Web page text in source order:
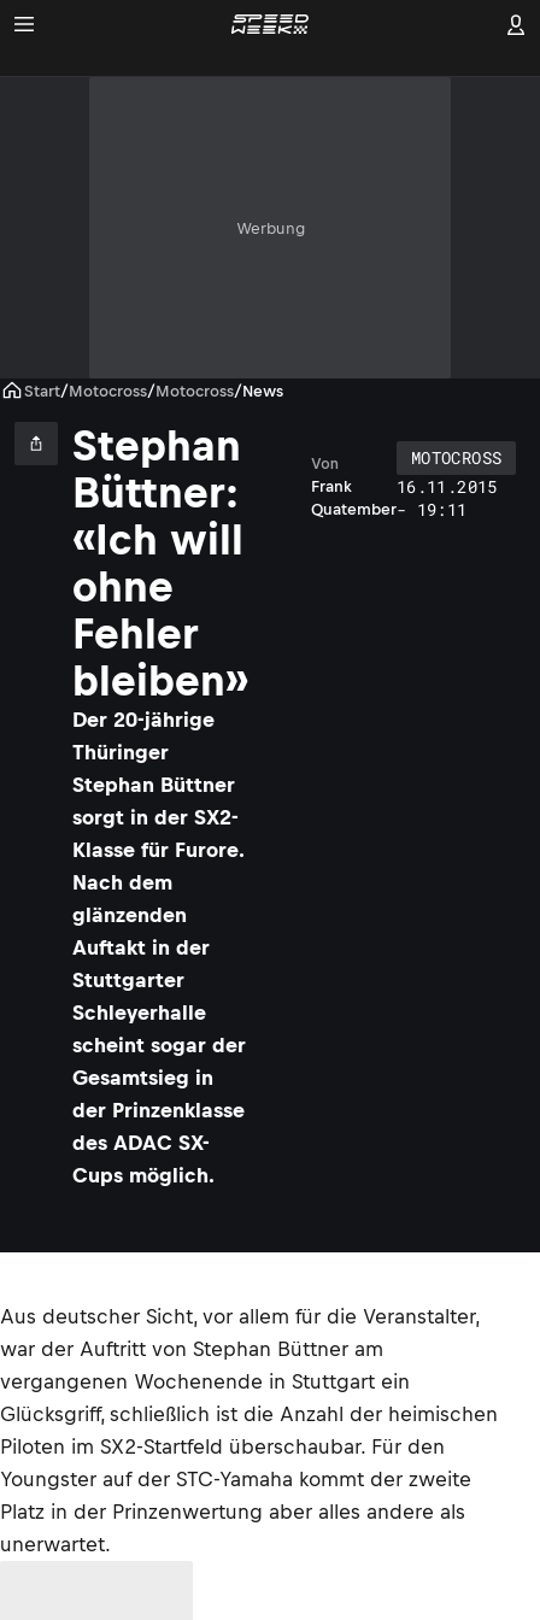
Werbung
Start/Motocross/Motocross/News
Stephan
Büttner:
«Ich will
ohne
Fehler
bleiben»
Der 20-jährige
Thüringer
Stephan Büttner
sorgt in der SX2-
Klasse für Furore.
Nach dem
glänzenden
Auftakt in der
Stuttgarter
Schleyerhalle
scheint sogar der
Gesamtsieg in
der Prinzenklasse
des ADAC SX-
Cups möglich.
Frank
Quatember
Von
MOTOCROSS
16.11.2015
- 19:11
Aus deutscher Sicht, vor allem für die Veranstalter,
war der Auftritt von Stephan Büttner am
vergangenen Wochenende in Stuttgart ein
Glücksgriff, schließlich ist die Anzahl der heimischen
Piloten im SX2-Startfeld überschaubar. Für den
Youngster auf der STC-Yamaha kommt der zweite
Platz in der Prinzenwertung aber alles andere als
unerwartet.